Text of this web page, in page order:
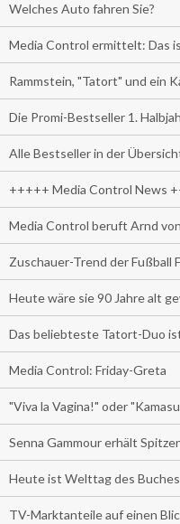
Welches Auto fahren Sie?
Media Control ermittelt: Das
Rammstein, "Tatort" und ein
Die Promi-Bestseller 1.
Alle Bestseller in der
+++++ Media Control News
Media Control beruft Arnd
Zuschauer-Trend der Fußball
Heute wäre sie 90 Jahre alt
Das beliebteste Tatort-Duo
Media Control: Friday-Greta
"Viva la Vagina!" oder
Senna Gammour erhält
Heute ist Welttag des
TV-Marktanteile auf einen